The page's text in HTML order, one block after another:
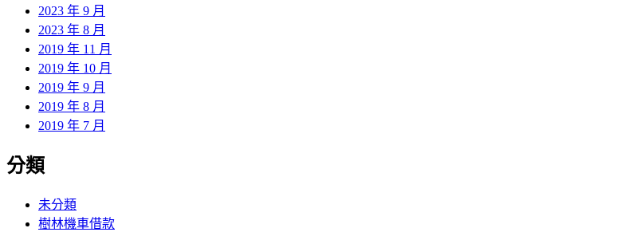
2023 年 9 月
2023 年 8 月
2019 年 11 月
2019 年 10 月
2019 年 9 月
2019 年 8 月
2019 年 7 月
分類
未分類
樹林機車借款